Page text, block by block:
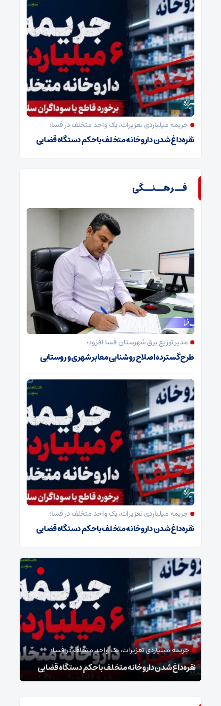
جریمه میلیاردی تعزیرات، یک واحد متخلف در فسا؛
نقره‌داغ شدن داروخانه متخلف با حکم دستگاه قضایی
فــرهــنــگی
مدیر توزیع برق شهرستان فسا افزود؛
طرح گسترده اصلاح روشنایی معابر شهری و روستایی
جریمه میلیاردی تعزیرات، یک واحد متخلف در فسا؛
نقره‌داغ شدن داروخانه متخلف با حکم دستگاه قضایی
مدیر بیمارستان امام حسین(ع) فسا خبر داد؛
نخستین دستگاه پیشگیری از ترومبوز در بیمارستان فسا